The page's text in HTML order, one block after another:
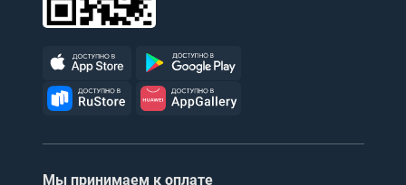
Мы принимаем к оплате